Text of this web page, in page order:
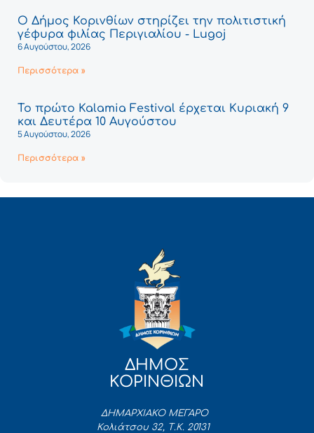
Ο Δήμος Κορινθίων στηρίζει την πολιτιστική
γέφυρα φιλίας Περιγιαλίου - Lugoj
6 Αυγούστου, 2026
Περισσότερα »
Το πρώτο Kalamia Festival έρχεται Κυριακή 9
και Δευτέρα 10 Αυγούστου
5 Αυγούστου, 2026
Περισσότερα »
ΔΗΜΟΣ
ΚΟΡΙΝΘΙΩΝ
ΔΗΜΑΡΧΙΑΚΟ ΜΕΓΑΡΟ
Κολιάτσου 32, Τ.Κ. 20131